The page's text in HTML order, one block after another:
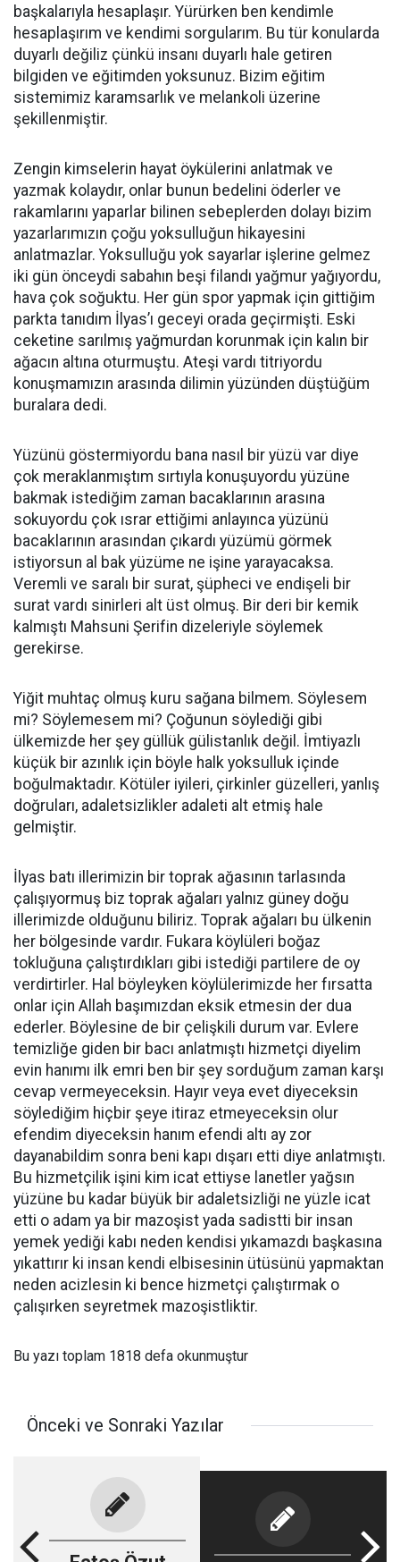
başkalarıyla hesaplaşır. Yürürken ben kendimle
hesaplaşırım ve kendimi sorgularım. Bu tür konularda
duyarlı değiliz çünkü insanı duyarlı hale getiren
bilgiden ve eğitimden yoksunuz. Bizim eğitim
sistemimiz karamsarlık ve melankoli üzerine
şekillenmiştir.
Zengin kimselerin hayat öykülerini anlatmak ve
yazmak kolaydır, onlar bunun bedelini öderler ve
rakamlarını yaparlar bilinen sebeplerden dolayı bizim
yazarlarımızın çoğu yoksulluğun hikayesini
anlatmazlar. Yoksulluğu yok sayarlar işlerine gelmez
iki gün önceydi sabahın beşi filandı yağmur yağıyordu,
hava çok soğuktu. Her gün spor yapmak için gittiğim
parkta tanıdım İlyas’ı geceyi orada geçirmişti. Eski
ceketine sarılmış yağmurdan korunmak için kalın bir
ağacın altına oturmuştu. Ateşi vardı titriyordu
konuşmamızın arasında dilimin yüzünden düştüğüm
buralara dedi.
Yüzünü göstermiyordu bana nasıl bir yüzü var diye
çok meraklanmıştım sırtıyla konuşuyordu yüzüne
bakmak istediğim zaman bacaklarının arasına
sokuyordu çok ısrar ettiğimi anlayınca yüzünü
bacaklarının arasından çıkardı yüzümü görmek
istiyorsun al bak yüzüme ne işine yarayacaksa.
Veremli ve saralı bir surat, şüpheci ve endişeli bir
surat vardı sinirleri alt üst olmuş. Bir deri bir kemik
kalmıştı Mahsuni Şerifin dizeleriyle söylemek
gerekirse.
Yiğit muhtaç olmuş kuru sağana bilmem. Söylesem
mi? Söylemesem mi? Çoğunun söylediği gibi
ülkemizde her şey güllük gülistanlık değil. İmtiyazlı
küçük bir azınlık için böyle halk yoksulluk içinde
boğulmaktadır. Kötüler iyileri, çirkinler güzelleri, yanlış
doğruları, adaletsizlikler adaleti alt etmiş hale
gelmiştir.
İlyas batı illerimizin bir toprak ağasının tarlasında
çalışıyormuş biz toprak ağaları yalnız güney doğu
illerimizde olduğunu biliriz. Toprak ağaları bu ülkenin
her bölgesinde vardır. Fukara köylüleri boğaz
tokluğuna çalıştırdıkları gibi istediği partilere de oy
verdirtirler. Hal böyleyken köylülerimizde her fırsatta
onlar için Allah başımızdan eksik etmesin der dua
ederler. Böylesine de bir çelişkili durum var. Evlere
temizliğe giden bir bacı anlatmıştı hizmetçi diyelim
evin hanımı ilk emri ben bir şey sorduğum zaman karşı
cevap vermeyeceksin. Hayır veya evet diyeceksin
söylediğim hiçbir şeye itiraz etmeyeceksin olur
efendim diyeceksin hanım efendi altı ay zor
dayanabildim sonra beni kapı dışarı etti diye anlatmıştı.
Bu hizmetçilik işini kim icat ettiyse lanetler yağsın
yüzüne bu kadar büyük bir adaletsizliği ne yüzle icat
etti o adam ya bir mazoşist yada sadistti bir insan
yemek yediği kabı neden kendisi yıkamazdı başkasına
yıkattırır ki insan kendi elbisesinin ütüsünü yapmaktan
neden acizlesin ki bence hizmetçi çalıştırmak o
çalışırken seyretmek mazoşistliktir.
Bu yazı toplam 1818 defa okunmuştur
Önceki ve Sonraki Yazılar